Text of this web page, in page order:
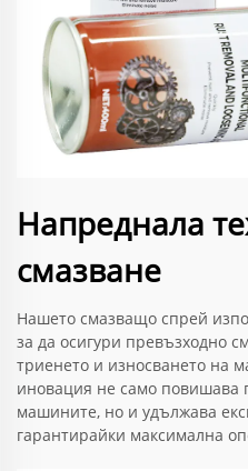
Напреднала
смазване
Нашето смазващо спрей
за да осигури превъзходно
триенето и износването на
иновация не само повишава
машините, но и удължава
гарантирайки максимална